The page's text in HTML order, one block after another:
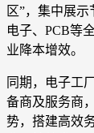
区”，集中展
电子、PCB等
业降本增效。
同期，电子工
备商及服务商
势，搭建高效